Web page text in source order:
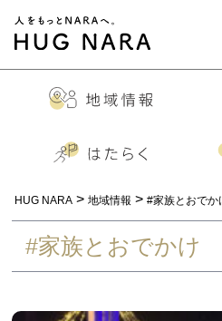
HUG NARA > 地域情報 > #家族とおでか
#家族とおでかけ